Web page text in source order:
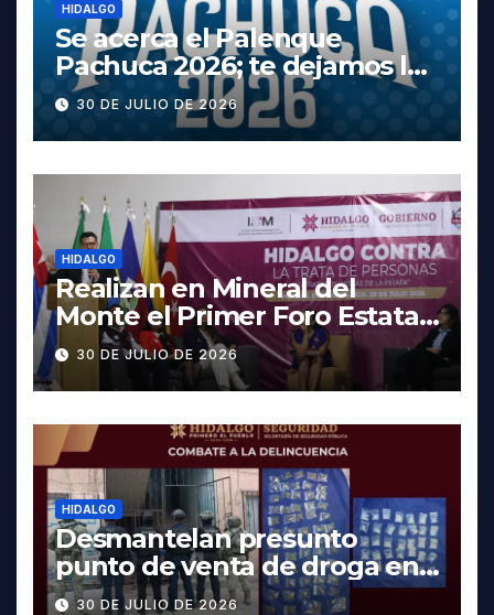
HIDALGO
Se acerca el Palenque
Pachuca 2026; te dejamos la
cartelera completa, las
fechas y los precios
30 DE JULIO DE 2026
HIDALGO
Realizan en Mineral del
Monte el Primer Foro Estatal
contra la Trata de Personas
30 DE JULIO DE 2026
HIDALGO
Desmantelan presunto
punto de venta de droga en
Pachuca; hay dos detenidos
30 DE JULIO DE 2026